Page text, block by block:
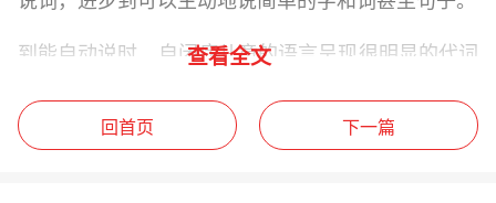
到能自动说时，自闭症儿童的语言呈现很明显的代词
“你的”说成“我的”，“我要”说成“你要”，这种现象可能
会持续数年之久。有自动说者，大都用来表达需求，
查看全文
回首页 下一篇